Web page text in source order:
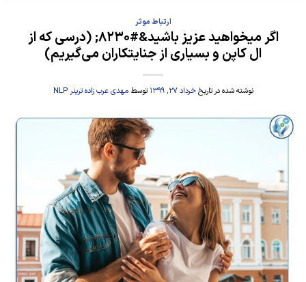
ارتباط موثر
اگر میخواهید عزیز باشید&#۸۲۳۰; (درسی که از
ال کاپن و بسیاری از جنایتکاران می‌گیریم)
نوشته شده در تاریخخرداد ۲۷, ۱۳۹۹ توسطمهدی عرب زاده ترینر NLP